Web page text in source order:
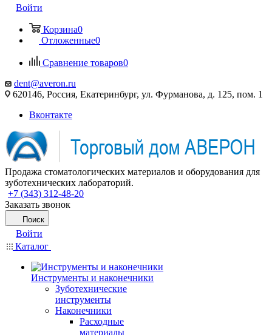
Войти
Корзина0
Отложенные0
Сравнение товаров0
dent@averon.ru
620146, Россия, Екатеринбург, ул. Фурманова, д. 125, пом. 1
Вконтакте
Продажа стоматологических материалов и оборудования для
зуботехнических лабораторий.
+7 (343) 312-48-20
Заказать звонок
Поиск
Войти
Каталог
Инструменты и наконечники
Зуботехнические
инструменты
Наконечники
Расходные
материалы